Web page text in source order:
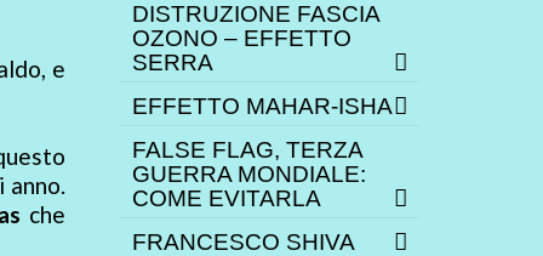
e
anno.
che
DISTRUZIONE FASCIA
OZONO – EFFETTO
SERRA
EFFETTO MAHAR-ISHA
FALSE FLAG, TERZA
GUERRA MONDIALE:
COME EVITARLA
FRANCESCO SHIVA